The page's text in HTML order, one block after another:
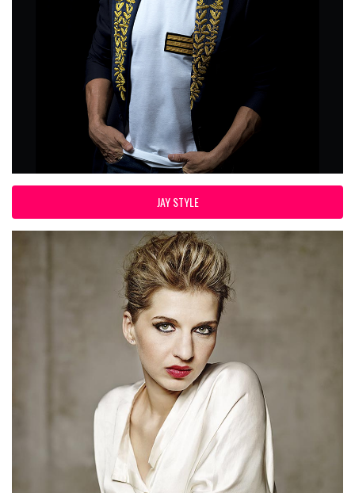
JAY STYLE